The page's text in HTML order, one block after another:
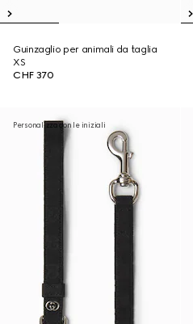
Guinzaglio per animali da taglia
XS
CHF 370
Personalizza con le iniziali